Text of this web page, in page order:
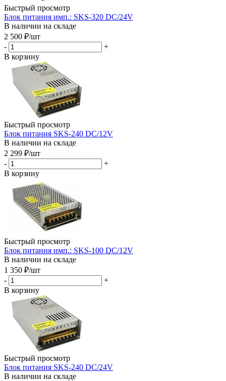
Быстрый просмотр
Блок питания имп.: SKS-320 DC/24V
В наличии на складе
2 500 ₽/шт
-
+
В корзину
Быстрый просмотр
Блок питания SKS-240 DC/12V
В наличии на складе
2 299 ₽/шт
-
+
В корзину
Быстрый просмотр
Блок питания имп.: SKS-100 DC/12V
В наличии на складе
1 350 ₽/шт
-
+
В корзину
Быстрый просмотр
Блок питания SKS-240 DC/24V
В наличии на складе